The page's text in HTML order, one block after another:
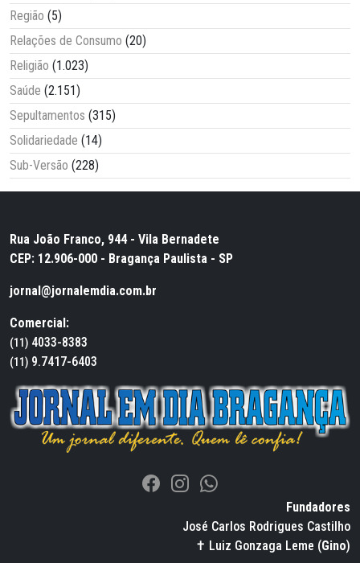
Região (5)
Relações de Consumo (20)
Religião (1.023)
Saúde (2.151)
Sepultamentos (315)
Solidariedade (14)
Sub-Versão (228)
Rua João Franco, 944 - Vila Bernadete
CEP: 12.906-000 - Bragança Paulista - SP
jornal@jornalemdia.com.br
Comercial:
(11) 4033-8383
(11) 9.7417-6403
Fundadores
José Carlos Rodrigues Castilho
✝ Luiz Gonzaga Leme (Gino)